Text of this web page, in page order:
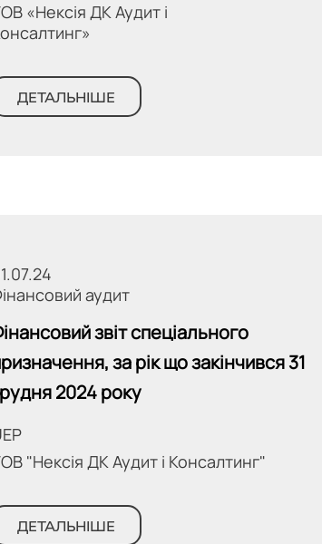
«Нексія ДК Аудит і
ДЕТАЛЬНІШЕ
аудит
звіт спеціального
за рік що закінчився 31
2024 року
"Нексія ДК Аудит і Консалтинг"
ДЕТАЛЬНІШЕ